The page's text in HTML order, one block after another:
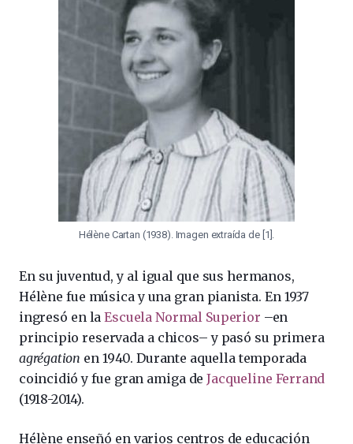
Hélène Cartan (1938). Imagen extraída de [1].
En su juventud, y al igual que sus hermanos,
Hélène fue música y una gran pianista. En 1937
ingresó en laEscuela Normal Superior –en
principio reservada a chicos– y pasó su primera
agrégation en 1940. Durante aquella temporada
coincidió y fue gran amiga deJacqueline Ferrand
(1918-2014).
Hélène enseñó en varios centros de educación